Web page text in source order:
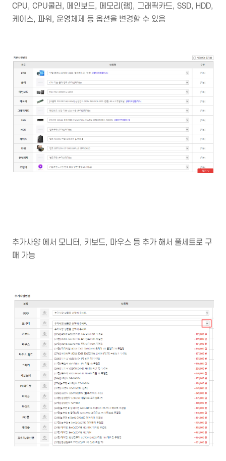
CPU, CPU쿨러, 메인보드, 메모리(램), 그래픽카드, SSD, HDD,
케이스, 파워, 운영체제 등 옵션을 변경할 수 있음
추가사양 에서 모니터, 키보드, 마우스 등 추가 해서 풀세트로 구
매 가능